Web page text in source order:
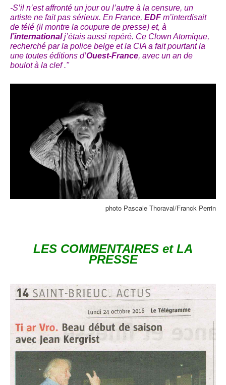
-S’il n’est affronté un jour ou l’autre à la censure, un
artiste ne fait pas sérieux. En France, EDF m’interdisait
de télé (il montre la coupure de presse) et, à
l’internationalj’étais aussi repéré. Ce Clown Atomique,
recherché par la police belge et la CIA a fait pourtant la
une toutes éditions d’Ouest-France, avec un an de
boulot à la clef ."
photo Pascale Thoraval/Franck Perrin
LES COMMENTAIRES et LA
PRESSE